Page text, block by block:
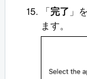
「 完了 」
ます。